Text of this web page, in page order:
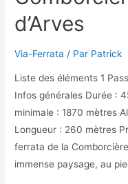
d’Arves
Via-Ferrata / Par Patrick
Liste des éléments 1
Infos générales Durée :
minimale : 1870 mètres
Longueur : 260 mètres
ferrata de la
immense paysage, au